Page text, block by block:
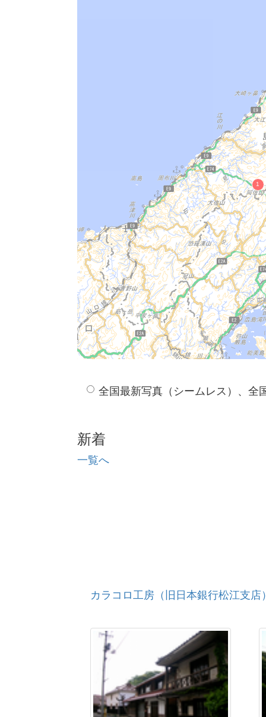
全国最新写真（シームレス）、全
新着
一覧へ
カラコロ工房（旧日本銀行松江支店